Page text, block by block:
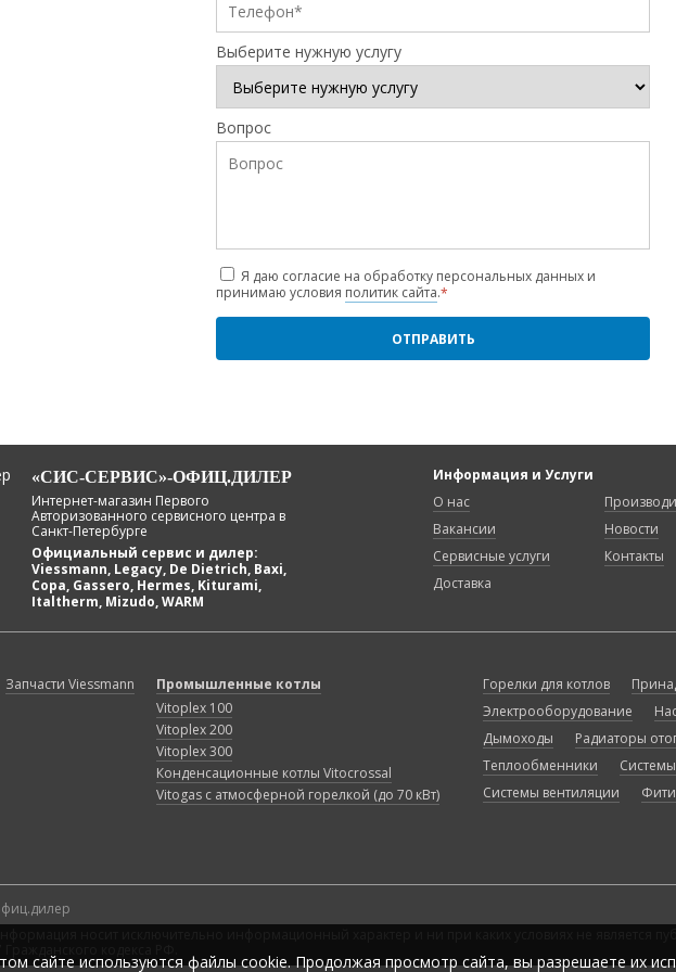
Выберите нужную услугу
Вопрос
Я даю согласие на обработку персональных данных и
принимаю условия политик сайта.*
«СИС-СЕРВИС»-ОФИЦ.ДИЛЕР
Интернет-магазин Первого
Авторизованного сервисного центра в
Санкт-Петербурге
Официальный сервис и дилер:
Viessmann, Legacy, De Dietrich, Baxi,
Copa, Gassero, Hermes, Kiturami,
Italtherm, Mizudo, WARM
Информация и Услуги
О нас
Вакансии
Сервисные услуги
Доставка
Новости
Контакты
Запчасти Viessmann
Промышленные котлы
Vitoplex 100
Vitoplex 200
Vitoplex 300
Конденсационные котлы Vitocrossal
Vitogas с атмосферной горелкой (до 70 кВт)
Горелки для котлов
Электрооборудование
Дымоходы
Радиаторы
Теплообменники
Системы вентиляции
вопрос в MAX
сайте используются файлыcookie. Продолжая просмотр сайта, вы разрешаете их